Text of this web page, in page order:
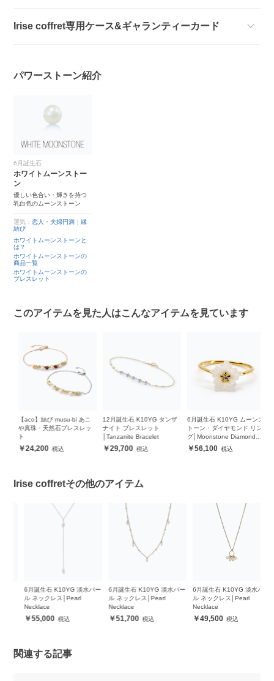
Irise coffret専用ケース&ギャランティーカード
パワーストーン紹介
6月誕生石
ホワイトムーンストー
ン
優しい色合い・輝きを持つ
乳白色のムーンストーン
運気：恋人・夫婦円満 ｜縁
結び
ホワイトムーンストーンと
は？
ホワイトムーンストーンの
商品一覧
ホワイトムーンストーンの
ブレスレット
このアイテムを見た人はこんなアイテムを見ています
【aco】結び musu-bi あこ
や真珠・天然石ブレスレッ
24,200
12月誕生石 K10YG タンザ
ナイト ブレスレット
│Tanzanite Bracelet
29,700
6月誕生石 K10YG ムーンス
トーン・ダイヤモンド リン
グ│Moonstone Diamond
Ring #9
56,100
Irise coffretその他のアイテム
6月誕生石 K10YG 淡水パー
ル ネックレス│Pearl
Necklace
55,000
6月誕生石 K10YG 淡水パー
ル ネックレス│Pearl
Necklace
51,700
6月誕生石 K10YG 淡水パー
ル ネックレス│Pearl
Necklace
49,500
関連する記事